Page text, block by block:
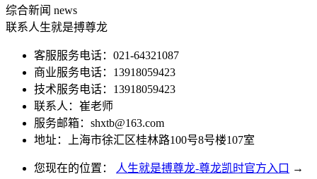
综合新闻 news
联系人生就是搏尊龙
客服服务电话：021-64321087
商业服务电话：13918059423
技术服务电话：13918059423
联系人：崔老师
服务邮箱： shxtb@163.com
地址：上海市徐汇区桂林路100号8号楼107室
您现在的位置： 人生就是搏尊龙-尊龙凯时官方入口 →